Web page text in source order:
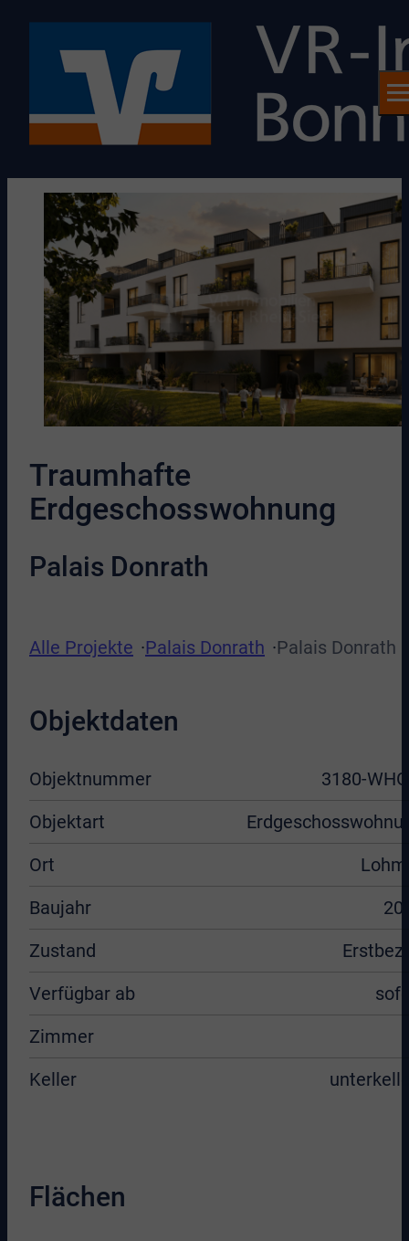
Traumhafte
Erdgeschosswohnung
Palais Donrath
Alle Projekte Palais Donrath Palais Donrath
Objektdaten
Objektnummer
3180-
Objektart
Ort
Baujahr
Zustand
Verfügbar ab
Zimmer
Keller
Flächen